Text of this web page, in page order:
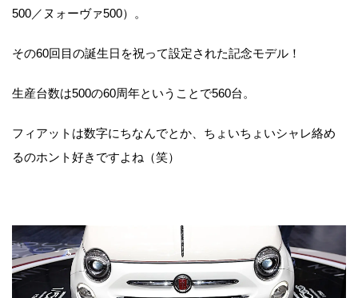
500／ヌォーヴァ500）。
その60回目の誕生日を祝って設定された記念モデル！
生産台数は500の60周年ということで560台。
フィアットは数字にちなんでとか、ちょいちょいシャレ絡め
るのホント好きですよね（笑）